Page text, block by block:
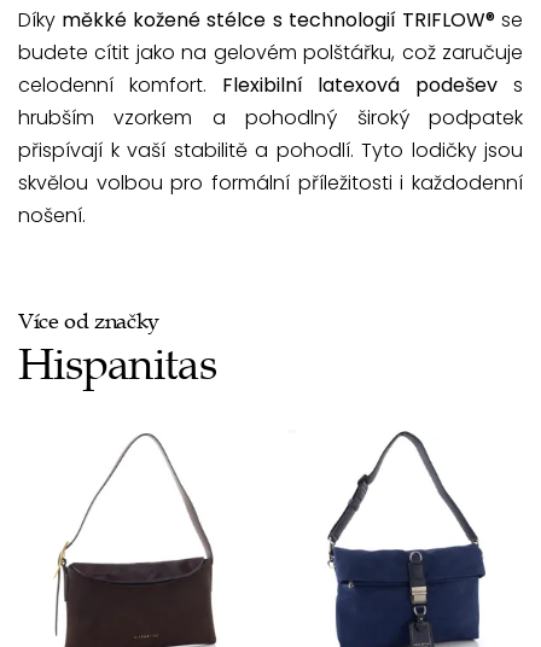
Díky měkké kožené stélce s technologií TRIFLOW®se
budete cítit jako na gelovém polštářku, což zaručuje
celodenní komfort. Flexibilní latexová podešev s
hrubším vzorkem a pohodlný široký podpatek
přispívají k vaší stabilitě a pohodlí. Tyto lodičky jsou
skvělou volbou pro formální příležitosti i každodenní
nošení.
Více od značky
Hispanitas